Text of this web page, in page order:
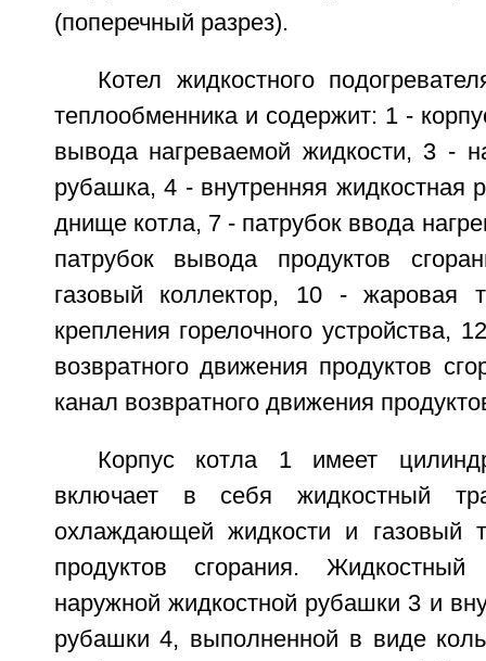
(поперечный разрез).
Котел жидкостного
теплообменника и содержит: 1 -
вывода нагреваемой жидкости, 3 -
рубашка, 4 - внутренняя жидкостная
днище котла, 7 - патрубок ввода
патрубок вывода продуктов
газовый коллектор, 10 - жаровая
крепления горелочного устройства,
возвратного движения продуктов
канал возвратного движения
Корпус котла 1 имеет
включает в себя жидкостный
охлаждающей жидкости и газовый
продуктов сгорания.
наружной жидкостной рубашки 3 и
рубашки 4, выполненной в виде